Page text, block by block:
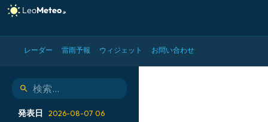
レーダー 雷雨予報 ウィジェット お問い合わせ
GFS モデル - ポーランド,
発表日
2026-08-07 06